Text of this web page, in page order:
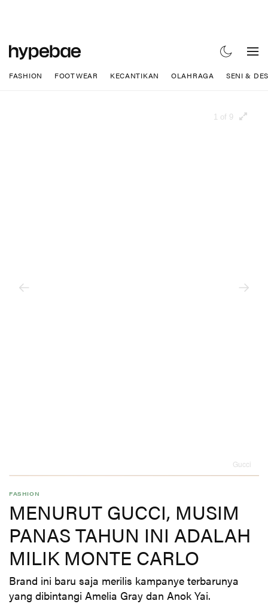
FASHION FOOTWEAR KECANTIKAN OLAHRAGA SENI &
1 of 9
Gucci
FASHION
MENURUT GUCCI, MUSIM
PANAS TAHUN INI ADALAH
MILIK MONTE CARLO
Brand ini baru saja merilis kampanye terbarunya
yang dibintangi Amelia Gray dan Anok Yai.